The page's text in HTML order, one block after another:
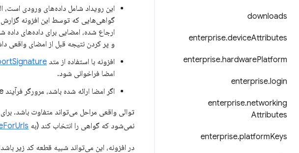
downloads
enterprise.deviceAttributes
enterprise.hardwarePlatform
enterprise.login
enterprise.networking
Attributes
enterprise.platformKeys
این رویداد شامل داده‌های ورودی است،
گواهی‌هایی که توسط این افزونه گزارش
و پر کردن نتیجه قبل از امضای واقعی
افزونه با استفاده از متد
امضا فراخوانی شود.
اگر امضا ارائه شده باشد، مرورگر فرآیند TLS handshake را تکمیل می‌کند.
توالی واقعی مراحل می‌تواند متفاوت باشد.
نمی‌شود که گواهی را انتخاب کند (به
در افزونه، این می‌تواند شبیه قطعه کد زیر